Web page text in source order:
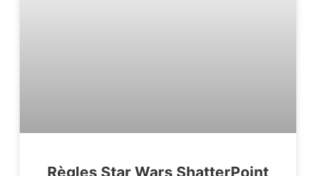
Règles Star Wars ShatterPoint